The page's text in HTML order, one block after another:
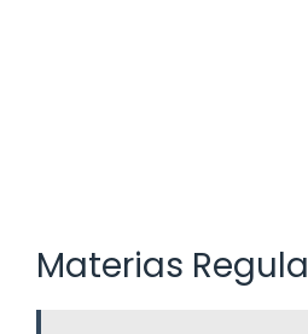
Materias